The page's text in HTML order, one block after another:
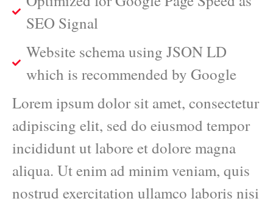
SEO Signal
Website schema using JSON LD
which is recommended by Google
Lorem ipsum dolor sit amet, consectetur
adipiscing elit, sed do eiusmod tempor
incididunt ut labore et dolore magna
aliqua. Ut enim ad minim veniam, quis
nostrud exercitation ullamco laboris nisi